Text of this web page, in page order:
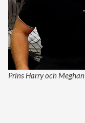
Prins Harry och